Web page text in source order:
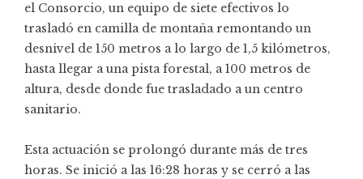
el Consorcio, un equipo de siete efectivos lo
trasladó en camilla de montaña remontando un
desnivel de 150 metros a lo largo de 1,5 kilómetros,
hasta llegar a una pista forestal, a 100 metros de
altura, desde donde fue trasladado a un centro
sanitario.
Esta actuación se prolongó durante más de tres
horas. Se inició a las 16:28 horas y se cerró a las